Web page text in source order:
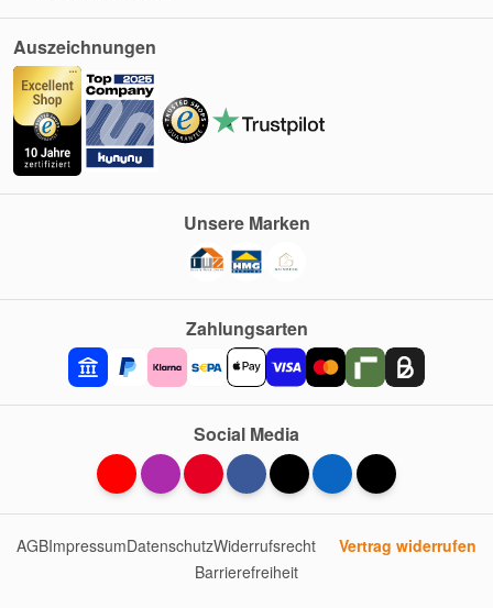
Auszeichnungen
Zahlungsarten
Unsere Marken
Social Media
AGBImpressumDatenschutzWiderrufsrecht
Vertrag widerrufen
Barrierefreiheit